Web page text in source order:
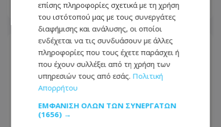
09.08.2026 - 08:15
επίσης πληροφορίες σχετικά με τη χρήση
του ιστότοπού μας με τους συνεργάτες
διαφήμισης και ανάλυσης, οι οποίοι
ενδέχεται να τις συνδυάσουν με άλλες
πληροφορίες που τους έχετε παράσχει ή
που έχουν συλλέξει από τη χρήση των
υπηρεσιών τους από εσάς. Πολιτική
Απορρήτου
ΕΜΦΆΝΙΣΗ ΌΛΩΝ ΤΩΝ ΣΥΝΕΡΓΑΤΏΝ
(1656) →